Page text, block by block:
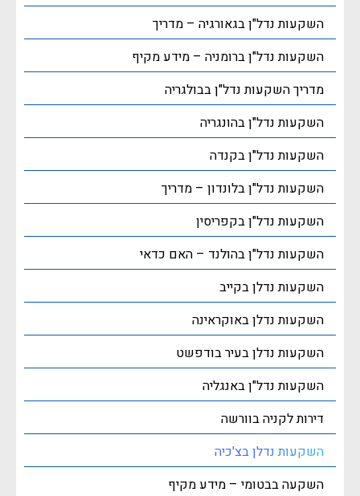
השקעות נדל"ן בגאורגיה – מדריך
השקעות נדל"ן ברומניה – מידע מקיף
מדריך השקעות נדל"ן בבולגריה
השקעות נדל"ן בהונגריה
השקעות נדל"ן בקנדה
השקעות נדל"ן בלונדון – מדריך
השקעות נדל"ן בקפריסין
השקעות נדל"ן בהולנד – האם כדאי
השקעות נדלן בקייב
השקעות נדלן באוקראינה
השקעות נדלן בעיר בודפשט
השקעות נדל"ן באנגליה
דירות לקניה בוורשה
השקעות נדלן בצ'כיה
השקעה בבטומי – מידע מקיף